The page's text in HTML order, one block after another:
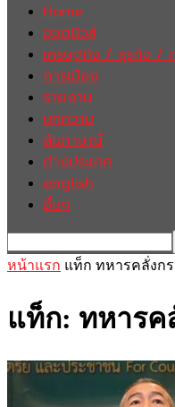
Home
ฮอตนิวส์
เศรษฐกิจ / ธุรกิจ /
การเมือง
รายงาน
บทความ
สัมภาษณ์
ต่างประเทศ
english
อื่นๆ
หน้าแรก แท็ก ทหารคลั่งกร
แท็ก: ทหารค